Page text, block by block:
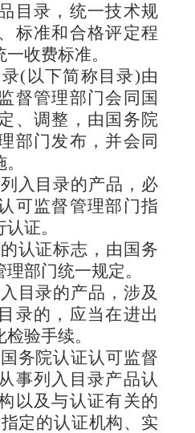
目录，统一技术规
标准和合格评定程
收费标准。
(以下简称目录)由
督管理部门会同国
、调整，由国务院
部门发布，并会同
列入目录的产品，必
可监督管理部门指
证。
认证标志，由国务
部门统一规定。
目录的产品，涉及
录的，应当在进出
验手续。
国务院认证认可监督
事列入目录产品认
以及与认证有关的
定的认证机构、实